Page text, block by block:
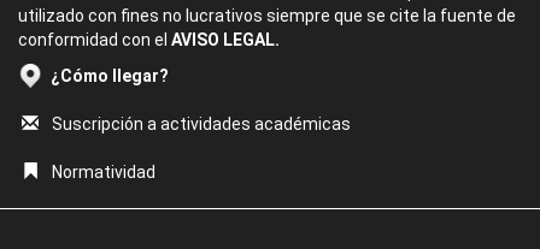
utilizado con fines no lucrativos siempre que se cite la fuente de
conformidad con el AVISO LEGAL.
¿Cómo llegar?
Suscripción a actividades académicas
Normatividad